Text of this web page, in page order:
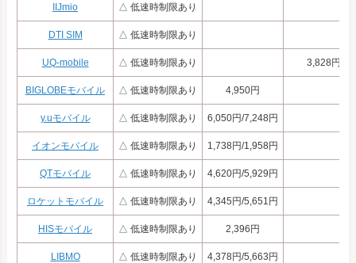
IIJmio △ 低速時制限あり
DTI SIM △ 低速時制限あり
UQ-mobile △ 低速時制限あり 3,828円
BIGLOBEモバイル △ 低速時制限あり 4,950円
y.uモバイル △ 低速時制限あり 6,050円/7,248円
イオンモバイル △ 低速時制限あり 1,738円/1,958円
QTモバイル △ 低速時制限あり 4,620円/5,929円
ロケットモバイル △ 低速時制限あり 4,345円/5,651円
HISモバイル △ 低速時制限あり 2,396円
LIBMO △ 低速時制限あり 4,378円/5,663円